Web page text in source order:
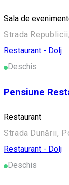
Sala de
Strada
Restaurant - Dolj
Deschis
Pensiune
Restaurant
Strada Dunării,
Restaurant - Dolj
Deschis